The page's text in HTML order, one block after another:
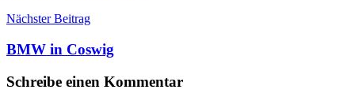
Nächster Beitrag
BMW in Coswig
Schreibe einen Kommentar